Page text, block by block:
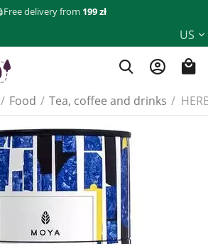
Free delivery from 199 zł
US
/ Food / Tea, coffee and drinks /